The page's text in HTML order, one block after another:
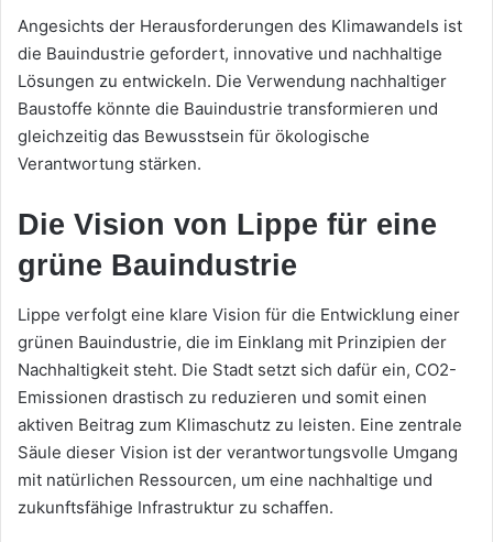
Angesichts der Herausforderungen des Klimawandels ist
die Bauindustrie gefordert, innovative und nachhaltige
Lösungen zu entwickeln. Die Verwendung nachhaltiger
Baustoffe könnte die Bauindustrie transformieren und
gleichzeitig das Bewusstsein für ökologische
Verantwortung stärken.
Die Vision von Lippe für eine
grüne Bauindustrie
Lippe verfolgt eine klare Vision für die Entwicklung einer
grünen Bauindustrie, die im Einklang mit Prinzipien der
Nachhaltigkeit steht. Die Stadt setzt sich dafür ein, CO2-
Emissionen drastisch zu reduzieren und somit einen
aktiven Beitrag zum Klimaschutz zu leisten. Eine zentrale
Säule dieser Vision ist der verantwortungsvolle Umgang
mit natürlichen Ressourcen, um eine nachhaltige und
zukunftsfähige Infrastruktur zu schaffen.